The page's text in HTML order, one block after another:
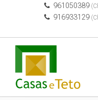
961050389
916933129